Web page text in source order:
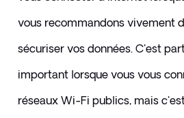
vous recommandons vivement
sécuriser vos données. C'est
important lorsque vous vous
réseaux Wi-Fi publics, mais